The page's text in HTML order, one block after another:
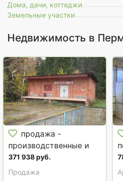
Дома, дачи, коттеджи
Земельные участки
Недвижимость в
продажа -
производственные и
складские помещения
371 938 руб.
Продажа